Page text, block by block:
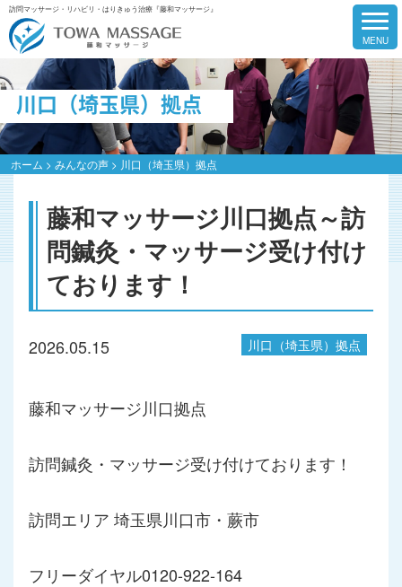
訪問マッサージ・リハビリ・はりきゅう治療『藤和マッサージ』
川口（埼玉県）拠点
ホーム > みんなの声> 川口（埼玉県）拠点
藤和マッサージ川口拠点～訪
問鍼灸・マッサージ受け付け
ております！
2026.05.15 川口（埼玉県）拠点
藤和マッサージ川口拠点
訪問鍼灸・マッサージ受け付けております！
訪問エリア 埼玉県川口市・蕨市
フリーダイヤル0120-922-164